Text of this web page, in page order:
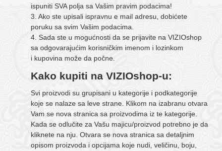
ispuniti SVA polja sa Vašim pravim podacima!
3. Ako ste upisali ispravnu e mail adresu, dobićete
poruku sa svim Vašim podacima.
4. Sada ste u mogućnosti da se prijavite na VIZIOshop
sa odgovarajućim korisničkim imenom i lozinkom
i kupovina može da počne.
Kako kupiti na VIZIOshop-u:
Svi proizvodi su grupisani u kategorije i podkategorije
koje se nalaze sa leve strane. Klikom na izabranu otvara
Vam se nova stranica sa proizvodima iz te kategorije.
Kada se odlučite za Vašu majicu/proizvod potrebno je da
kliknete na nju. Otvara se nova stranica sa detaljnim
opisom proizvoda i opcijama koje nudi, veličinu, boju,